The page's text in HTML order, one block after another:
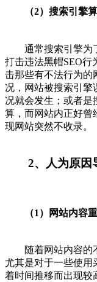
（2）搜索引擎算
通常搜索引擎为了
打击违法黑帽SEO行
击那些有不法行为的
况，网站被搜索引擎
况就会发生；或者是
算，而网站内正好曾
现网站突然不收录。
2、人为原因
（1）网站内容重
随着网站内容的不
尤其是对于一些使用
着时间推移而出现较